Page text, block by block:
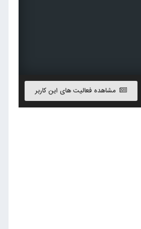
مشاهده فعالیت های این کاربر